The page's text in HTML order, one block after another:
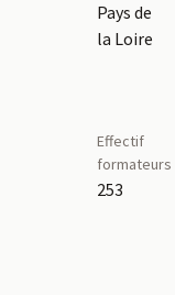
Pays de
la Loire
Effectif
formateurs
253